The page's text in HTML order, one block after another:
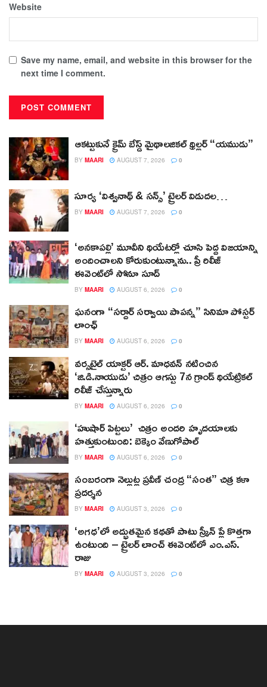
Website
Save my name, email, and website in this browser for the
next time I comment.
ఆకట్టుకునే క్రైమ్ బేస్డ్ మైథాలజికల్ థ్రిల్లర్ “యముడు”
BY MAARI AUGUST 7, 2026 0
సూర్య ‘విశ్వనాథ్ & సన్స్’ ట్రైలర్ విడుదల…
BY MAARI AUGUST 7, 2026 0
‘అనకాపల్లి’ మూవీని థియేటర్లో చూసి పెద్ద విజయాన్ని
అందించాలని కోరుకుంటున్నాను.. ప్రీ రిలీజ్
ఈవెంట్‌లో సోనూ సూద్
BY MAARI AUGUST 6, 2026 0
ఘనంగా “సర్దార్ సర్వాయి పాపన్న” సినిమా పోస్టర్
లాంఛ్
BY MAARI AUGUST 6, 2026 0
వర్సటైల్ యాక్టర్ ఆర్‌. మాధవన్‌ నటించిన
‘జి.డి.నాయుడు’ చిత్రం ఆగస్టు 7న గ్రాండ్ థియేట్రికల్
రిలీజ్ చేస్తున్నారు
BY MAARI AUGUST 6, 2026 0
‘హుషార్‌ పిట్టలు’ చిత్రం అందరి హృదయాలకు
హత్తుకుంటుంది: బెక్కెం వేణుగోపాల్‌
BY MAARI AUGUST 6, 2026 0
సంబరంగా నెల్లుట్ల ప్రవీణ్ చంద్ర “సంత” చిత్ర కళా
ప్రదర్శన
BY MAARI AUGUST 3, 2026 0
‘అగధ’లో అద్భుతమైన కథతో పాటు స్క్రీన్ ప్లే కొత్తగా
ఉంటుంది – ట్రైలర్ లాంచ్ ఈవెంట్‌లో ఎం.ఎస్.
రాజు
BY MAARI AUGUST 3, 2026 0